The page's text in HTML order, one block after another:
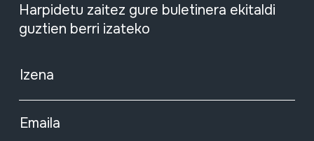
Harpidetu zaitez gure buletinera ekitaldi
guztien berri izateko
Izena
Emaila